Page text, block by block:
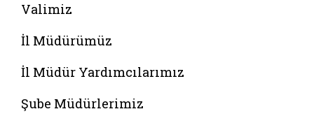
Valimiz
İl Müdürümüz
İl Müdür Yardımcılarımız
Şube Müdürlerimiz